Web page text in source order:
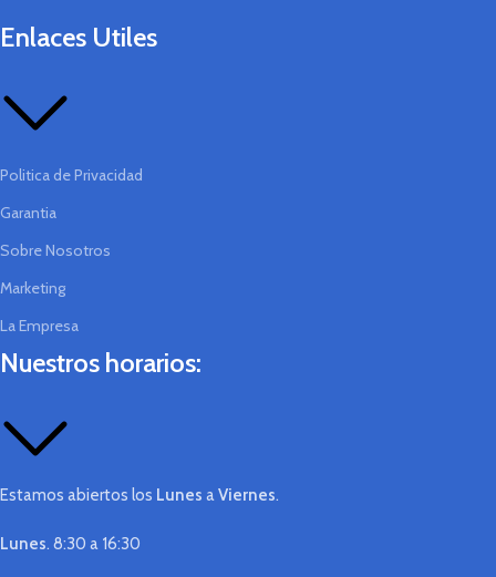
Enlaces Utiles
Politica de Privacidad
Garantia
Sobre Nosotros
Marketing
La Empresa
Nuestros horarios:
Estamos abiertos los Lunes aViernes.
Lunes. 8:30 a 16:30